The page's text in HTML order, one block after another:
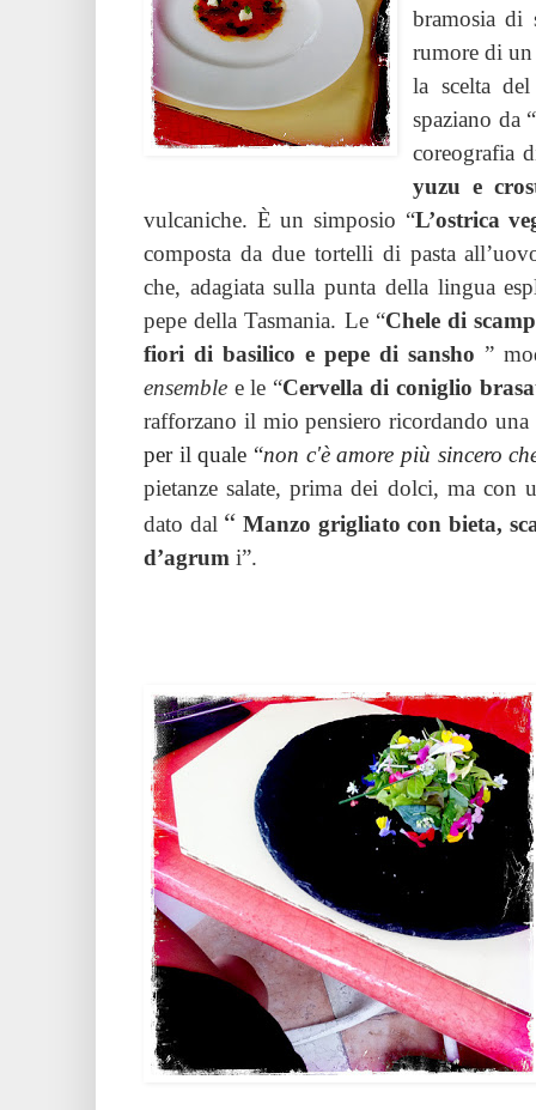
bramosia di
rumore di
la scelta
spaziano da “
coreografia
yuzu e
vulcaniche. È un simposio “L’ostrica
composta da due tortelli di pasta
che, adagiata sulla punta della lingua
pepe della Tasmania. Le “Chele di
fiori di basilico e pepe di sansho ”
ensemble e le “Cervella di coniglio
rafforzano il mio pensiero ricordando una
per il quale “non c'è amore più sincero
pietanze salate, prima dei dolci, ma con
dato dal “ Manzo grigliato con bieta,
d’agrum i”.